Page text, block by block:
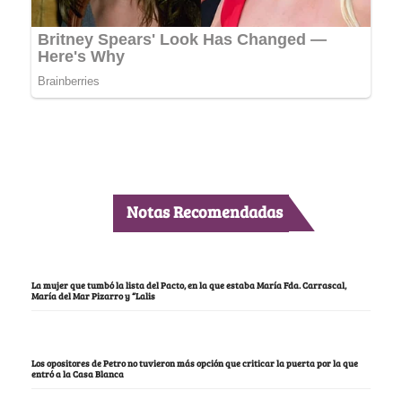
Notas Recomendadas
La mujer que tumbó la lista del Pacto, en la que estaba María Fda. Carrascal,
María del Mar Pizarro y “Lalis
Los opositores de Petro no tuvieron más opción que criticar la puerta por la que
entró a la Casa Blanca